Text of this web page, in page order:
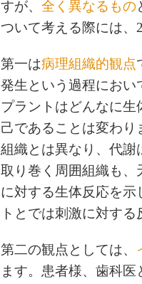
すが、 全く異なるもの
ついて考える際には
第一は病理組織的観点
発生という過程におい
プラントはどんなに
己であることは変わ
組織とは異なり、代謝
取り巻く周囲組織も、
に対する生体反応を
トとでは刺激に対す
第二の観点としては、
ます。患者様、歯科